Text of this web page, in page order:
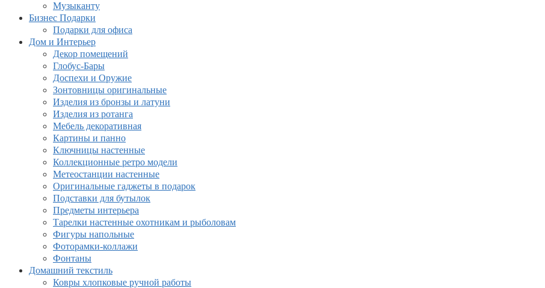
Музыканту
Бизнес Подарки
Подарки для офиса
Дом и Интерьер
Декор помещений
Глобус-Бары
Доспехи и Оружие
Зонтовницы оригинальные
Изделия из бронзы и латуни
Изделия из ротанга
Мебель декоративная
Картины и панно
Ключницы настенные
Коллекционные ретро модели
Метеостанции настенные
Оригинальные гаджеты в подарок
Подставки для бутылок
Предметы интерьера
Тарелки настенные охотникам и рыболовам
Фигуры напольные
Фоторамки-коллажи
Фонтаны
Домашний текстиль
Ковры хлопковые ручной работы